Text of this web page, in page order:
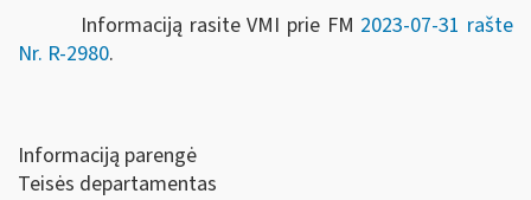
Informaciją rasite VMI prie FM 2023-07-31 rašte
Nr. R-2980.
Informaciją parengė
Teisės departamentas